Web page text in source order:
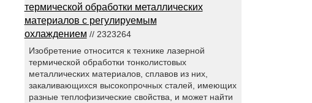
термической обработки металлических
материалов с регулируемым
охлаждением // 2323264
Изобретение относится к технике лазерной
термической обработки тонколистовых
металлических материалов, сплавов из них,
закаливающихся высокопрочных сталей, имеющих
разные теплофизические свойства, и может найти